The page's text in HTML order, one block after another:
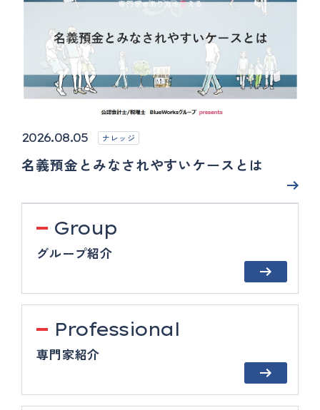
2026.08.05 ナレッジ
名義預金とみなされやすいケースとは
Group
グループ紹介
Professional
専門家紹介